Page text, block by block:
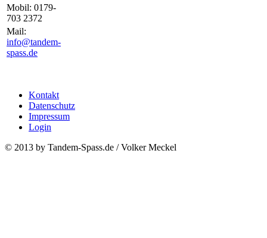
Mobil: 0179-
703 2372
Mail:
info@tandem-
spass.de
Kontakt
Datenschutz
Impressum
Login
© 2013 by Tandem-Spass.de / Volker Meckel